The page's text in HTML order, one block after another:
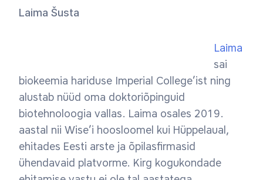
Laima Šusta
Laima
sai
biokeemia hariduse Imperial College’ist ning
alustab nüüd oma doktoriõpinguid
biotehnoloogia vallas. Laima osales 2019.
aastal nii Wise’i hoosloomel kui Hüppelaual,
ehitades Eesti arste ja õpilasfirmasid
ühendavaid platvorme. Kirg kogukondade